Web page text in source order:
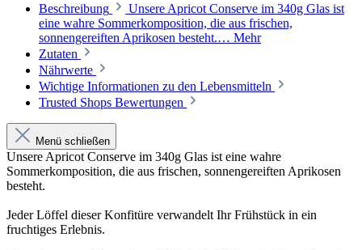
Beschreibung
Unsere Apricot Conserve im 340g Glas ist
eine wahre Sommerkomposition, die aus frischen,
sonnengereiften Aprikosen besteht.… Mehr
Zutaten
Nährwerte
Wichtige Informationen zu den Lebensmitteln
Trusted Shops Bewertungen
Menü schließen
Unsere Apricot Conserve im 340g Glas ist eine wahre
Sommerkomposition, die aus frischen, sonnengereiften Aprikosen
besteht.
Jeder Löffel dieser Konfitüre verwandelt Ihr Frühstück in ein
fruchtiges Erlebnis.